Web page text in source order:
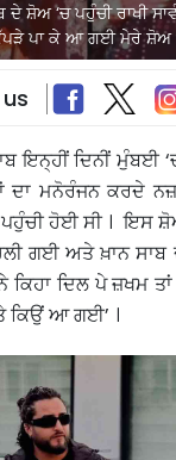
ਦੇ ਸ਼ੋਅ ‘ਚ ਪਹੁੰਚੀ ਰਾਖੀ
ਪਾ ਕੇ ਆ ਗਈ ਮੇਰੇ ਸ਼ੋਅ
ਇਨ੍ਹੀਂ ਦਿਨੀਂ ਮੁੰਬਈ
ਦਾ ਮਨੋਰੰਜਨ ਕਰਦੇ
ਪਹੁੰਚੀ ਹੋਈ ਸੀ । ਇਸ
ਗਈ ਅਤੇ ਖ਼ਾਨ ਸਾਬ
ਕਿਹਾ ਦਿਲ ਪੇ ਜ਼ਖਮ
ਕਿਉਂ ਆ ਗਈ’ ।